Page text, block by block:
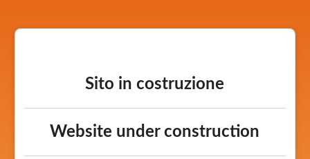
Sito in costruzione
Website under construction